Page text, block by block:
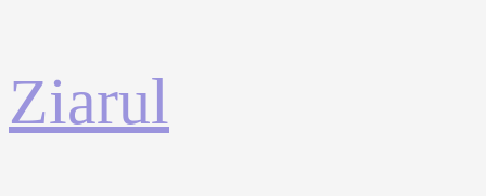
la
conținut
Ziarul